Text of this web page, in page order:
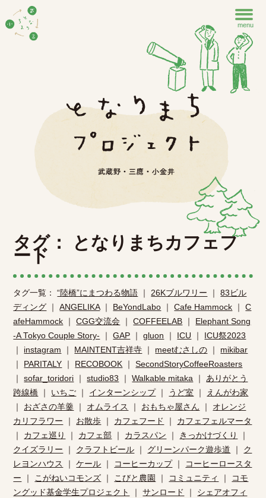
menu
タグ： となりまちカフェフ
ード
タグ一覧：“陸橋”にまつわる物語 ｜ 26Kブルワリー ｜83ビル
ディング ｜ANGELIKA｜ BeYondLabo ｜Cafe Hammock ｜C
afeHammock ｜CGG交流会 ｜COFFEELAB ｜ Elephant Song
-A Tokyo Couple Story- ｜GAP ｜gluon ｜ ICU ｜ ICU祭2023
｜ instagram ｜ MAINTENT吉祥寺 ｜ meetむさしの ｜ mikibar
｜ PARITALY ｜ RECOBOOK ｜SecondStoryCoffeeRoasters
｜sofar_toridori ｜studio83 ｜Walkable mitaka ｜ ありがとう
跨線橋 ｜ いちご ｜ インターンシップ｜ うど室 ｜
えんがわ家
｜ おざさの羊羹 ｜ オムライス ｜ おもちゃ屋さん ｜ オレンジ
カリフラワー ｜ お散歩 ｜ カフェフード ｜ カフェフェルマータ
｜ カフェ巡り ｜ カフェ部 ｜ カラスパン ｜ きっかけづくり
｜
クイズラリー ｜ クラフトビール ｜ グリーンパーク遊歩道 ｜ ク
レヨンハウス
｜ケール ｜ コーヒーカップ｜
コーヒーロースタ
ー ｜ こがねいコモンズ ｜ こびと農園 ｜ コミュニティ ｜
コモ
ングッド基金学生プロジェクト
｜サンロード ｜ シェアオフィ